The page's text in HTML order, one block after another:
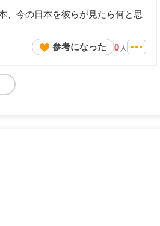
、今の日本を彼らが見たら何と思
参考になった 0 人